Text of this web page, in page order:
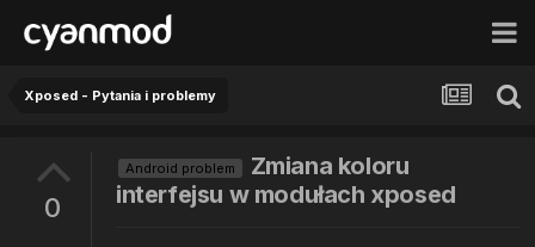
Xposed - Pytania i problemy
0
Android problem
Zmiana koloru
interfejsu w modułach xposed